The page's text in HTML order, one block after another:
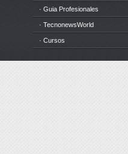
· Guia Profesionales
· TecnonewsWorld
· Cursos